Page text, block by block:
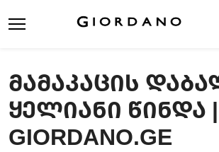
ᲛᲐᲛᲐᲙᲐᲪᲘᲡ
ᲧᲔᲚᲘᲐᲜᲘ ᲬᲘᲜᲓᲐ |
GIORDANO.GE